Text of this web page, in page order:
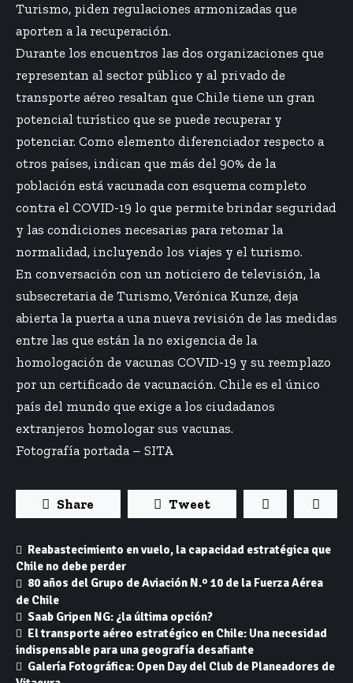
Turismo, piden regulaciones armonizadas que
aporten a la recuperación.
Durante los encuentros las dos organizaciones que
representan al sector público y al privado de
transporte aéreo resaltan que Chile tiene un gran
potencial turístico que se puede recuperar y
potenciar. Como elemento diferenciador respecto a
otros países, indican que más del 90% de la
población está vacunada con esquema completo
contra el COVID-19 lo que permite brindar seguridad
y las condiciones necesarias para retomar la
normalidad, incluyendo los viajes y el turismo.
En conversación con un noticiero de televisión, la
subsecretaria de Turismo, Verónica Kunze, deja
abierta la puerta a una nueva revisión de las medidas
entre las que están la no exigencia de la
homologación de vacunas COVID-19 y su reemplazo
por un certificado de vacunación. Chile es el único
país del mundo que exige a los ciudadanos
extranjeros homologar sus vacunas.
Fotografía portada – SITA
Share Tweet
Reabastecimiento en vuelo, la capacidad estratégica que
Chile no debe perder
80 años del Grupo de Aviación N.º 10 de la Fuerza Aérea
de Chile
Saab Gripen NG: ¿la última opción?
El transporte aéreo estratégico en Chile: Una necesidad
indispensable para una geografía desafiante
Galería Fotográfica: Open Day del Club de Planeadores de